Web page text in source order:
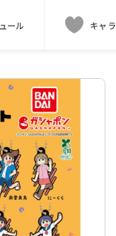
ール キャ